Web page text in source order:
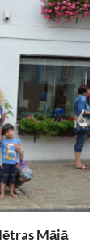
Mājā